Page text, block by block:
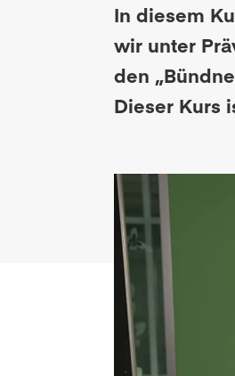
In diesem
wir unter
den
Dieser Kurs